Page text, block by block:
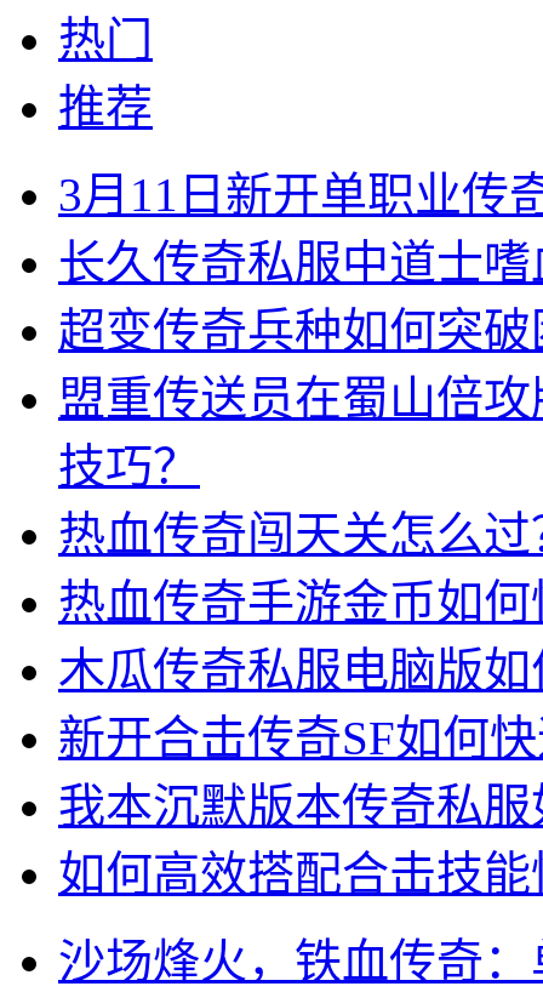
热门
推荐
3月11日新开单职业传
长久传奇私服中道士
超变传奇兵种如何突
盟重传送员在蜀山倍
技巧？
热血传奇闯天关怎么
热血传奇手游金币如
木瓜传奇私服电脑版
新开合击传奇SF如何
我本沉默版本传奇私
如何高效搭配合击技能
沙场烽火，铁血传奇